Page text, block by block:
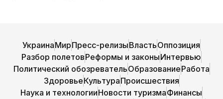
УкраинаМирПресс-релизыВластьОппозиция
Разбор полетовРеформы и законыИнтервью
Политический обозревательОбразованиеРабота
ЗдоровьеКультураПроисшествия
Наука и технологииНовости туризмаФинансы